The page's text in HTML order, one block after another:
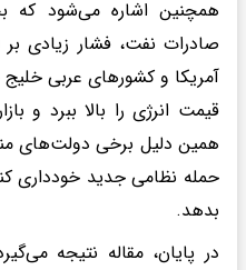
همچنین اشاره می‌شود که
صادرات نفت، فشار زیادی
آمریکا و کشورهای عربی
قیمت انرژی را بالا ببرد و
همین دلیل برخی دولت‌های
حمله نظامی جدید خودداری
بدهد.
در پایان، مقاله نتیجه